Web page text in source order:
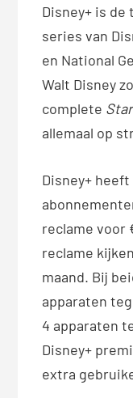
Disney+ is
series van
en National
Walt Disney
complete
allemaal op
Disney+
reclame voor
reclame
maand. Bij
apparaten
4 apparaten
Disney+
extra